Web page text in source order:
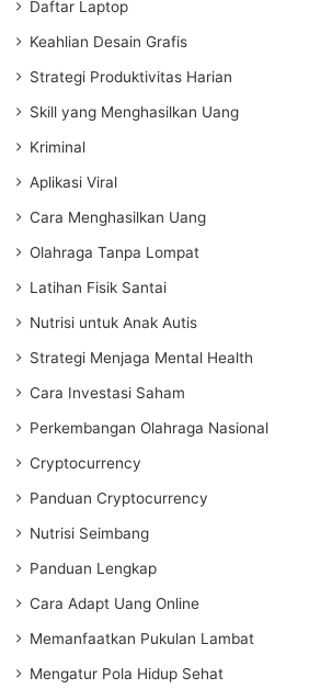
Daftar Laptop
Keahlian Desain Grafis
Strategi Produktivitas Harian
Skill yang Menghasilkan Uang
Kriminal
Aplikasi Viral
Cara Menghasilkan Uang
Olahraga Tanpa Lompat
Latihan Fisik Santai
Nutrisi untuk Anak Autis
Strategi Menjaga Mental Health
Cara Investasi Saham
Perkembangan Olahraga Nasional
Cryptocurrency
Panduan Cryptocurrency
Nutrisi Seimbang
Panduan Lengkap
Cara Adapt Uang Online
Memanfaatkan Pukulan Lambat
Mengatur Pola Hidup Sehat